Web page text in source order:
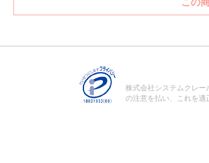
株式会社システムクレー
の注意を払い、これを適